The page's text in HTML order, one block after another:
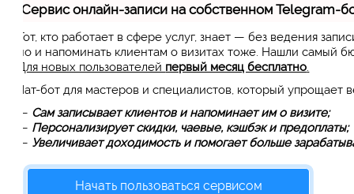
Сервис онлайн-записи на собственном Telegram-
Тот, кто работает в сфере услуг, знает — без ведения
но и напоминать клиентам о визитах тоже. Нашли самый
Для новых пользователей первый месяц бесплатно.
Чат-бот для мастеров и специалистов, который упрощает
— Сам записывает клиентов и напоминает им о визите;
— Персонализирует скидки, чаевые, кэшбэк и предоплаты;
— Увеличивает доходимость и помогает больше
Начать пользоваться сервисом